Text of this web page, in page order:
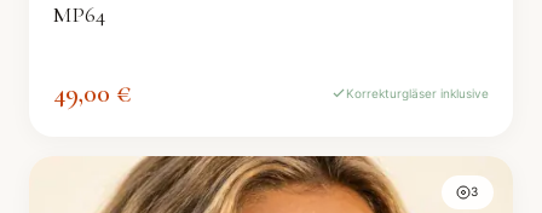
MP64
49,00 € Korrekturgläser inklusive
3